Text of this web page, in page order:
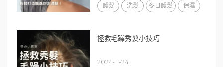
護髮 洗髮 冬日護髮 保濕
拯救毛躁秀髮小技巧
2024-11-24